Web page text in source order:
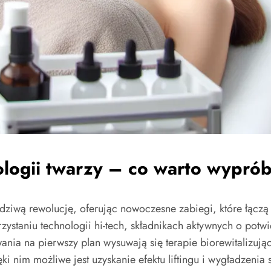
twarzy – co warto
rewolucję, oferując nowoczesne zabiegi, które
technologii hi-tech, składnikach aktywnych o
na pierwszy plan wysuwają się terapie
nim możliwe jest uzyskanie efektu liftingu i